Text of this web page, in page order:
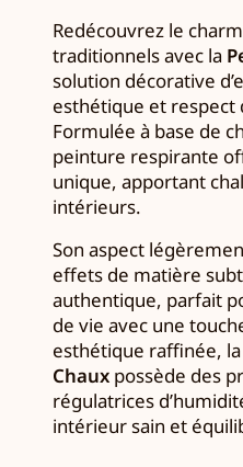
Redécouvrez le
traditionnels avec la
solution décorative
esthétique et respect
Formulée à base de
peinture respirante
unique, apportant
intérieurs.
Son aspect
effets de matière
authentique, parfait
de vie avec une
esthétique raffinée, la
Chaux possède des
régulatrices
intérieur sain et